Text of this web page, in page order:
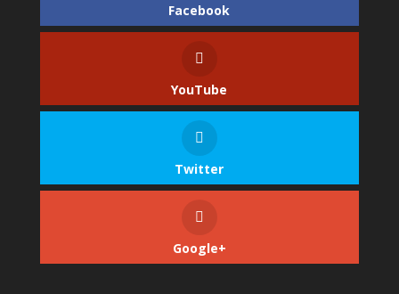
Facebook
YouTube
Twitter
Google+